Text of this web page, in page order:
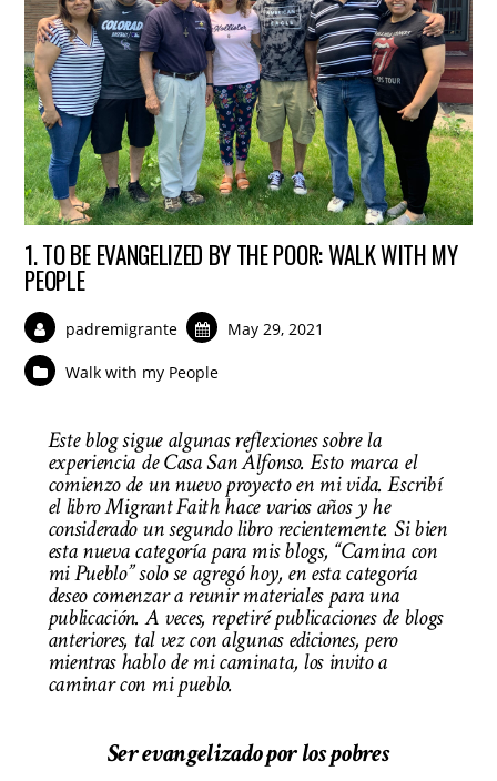
1. TO BE EVANGELIZED BY THE POOR: WALK WITH MY
PEOPLE
padremigrante May 29, 2021
Walk with my People
Este blog sigue algunas reflexiones sobre la
experiencia de Casa San Alfonso. Esto marca el
comienzo de un nuevo proyecto en mi vida. Escribí
el libro Migrant Faith hace varios años y he
considerado un segundo libro recientemente. Si bien
esta nueva categoría para mis blogs, “Camina con
mi Pueblo” solo se agregó hoy, en esta categoría
deseo comenzar a reunir materiales para una
publicación. A veces, repetiré publicaciones de blogs
anteriores, tal vez con algunas ediciones, pero
mientras hablo de mi caminata, los invito a
caminar con mi pueblo.
Ser evangelizado por los pobres